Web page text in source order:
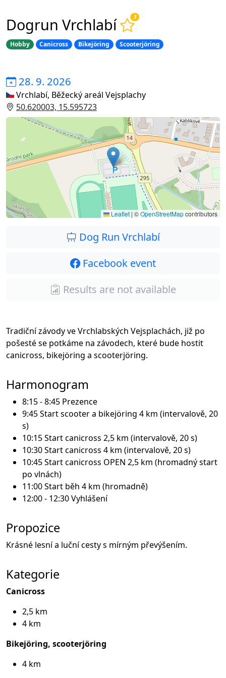
Dogrun Vrchlabí 3
Hobby Canicross Bikejöring Scooterjöring
28. 9. 2026
Vrchlabí, Běžecký areál Vejsplachy
50.620003, 15.595723
Leaflet | ©OpenStreetMapcontributors
Dog Run Vrchlabí
Facebook event
Results are not available
Tradiční závody ve Vrchlabských Vejsplachách, již po
pošesté se potkáme na závodech, které bude hostit
canicross, bikejöring a scooterjöring.
Harmonogram
8:15 - 8:45 Prezence
9:45 Start scooter a bikejöring 4 km (intervalově, 20
s)
10:15 Start canicross 2,5 km (intervalově, 20 s)
10:30 Start canicross 4 km (intervalově, 20 s)
10:45 Start canicross OPEN 2,5 km (hromadný start
po vlnách)
11:00 Start běh 4 km ‍(hromadně)
12:00 - 12:30 Vyhlášení
Propozice
Krásné lesní a luční cesty s mírným převýšením.
Kategorie
Canicross
2,5 km
4 km
Bikejöring, scooterjöring
4 km